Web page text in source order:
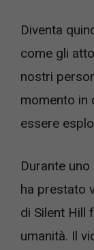
Diventa
come gli
nostri
momento in
essere
Durante
ha prestato
di Silent Hill
umanità. Il